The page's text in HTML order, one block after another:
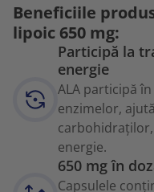
Beneficiile
lipoic 650 mg:
Participă la
energie
ALA participă
enzimelor,
energie.
650 mg în
Capsulele